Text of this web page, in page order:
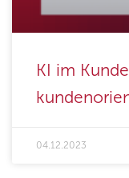
KI im
04.12.2023